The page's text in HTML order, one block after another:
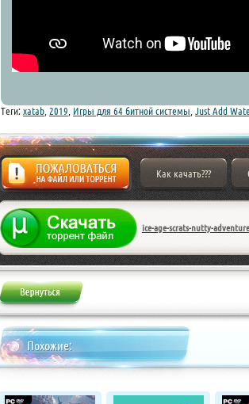
Теги: xatab 2019 Игры для 64 битной системы Just Add
Жалоба
Как качать???
ice-age-scrats-nutty-
Похожие: